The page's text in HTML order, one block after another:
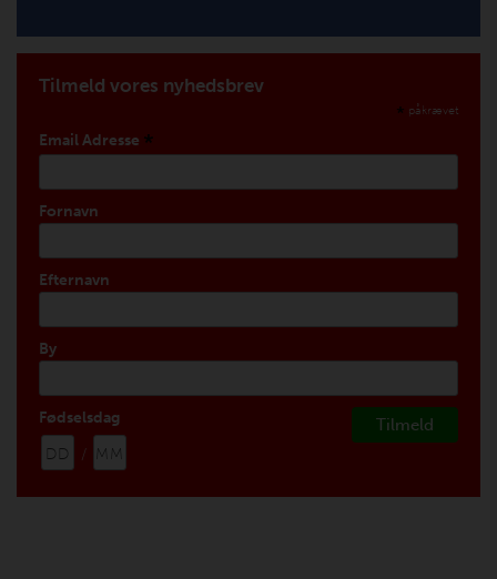
Tilmeld vores nyhedsbrev
* påkrævet
Email Adresse *
Fornavn
Efternavn
By
Fødselsdag
/